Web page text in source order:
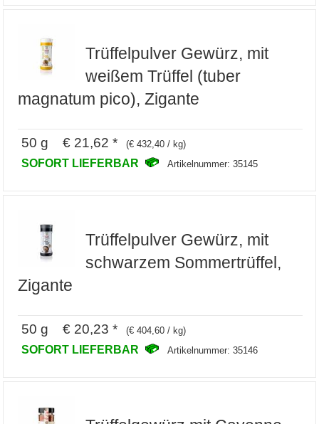
Trüffelpulver Gewürz, mit
weißem Trüffel (tuber
magnatum pico), Zigante
50 g € 21,62 * (€ 432,40 / kg)
SOFORT LIEFERBAR Artikelnummer: 35145
Trüffelpulver Gewürz, mit
schwarzem Sommertrüffel,
Zigante
50 g € 20,23 * (€ 404,60 / kg)
SOFORT LIEFERBAR Artikelnummer: 35146